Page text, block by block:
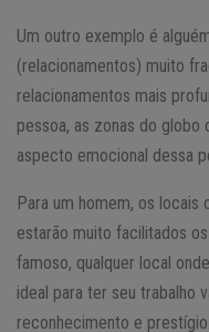
Um outro exemplo é
(relacionamentos) muito
relacionamentos mais
pessoa, as zonas do globo
aspecto emocional dessa
Para um homem, os locais
estarão muito facilitados
famoso, qualquer local
ideal para ter seu trabalho
reconhecimento e